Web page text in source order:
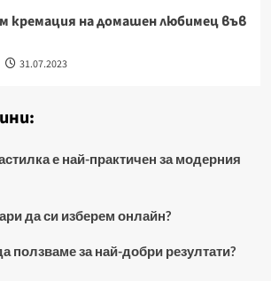
кремация на домашен любимец във
31.07.2023
е най-практичен за модерния
да си изберем онлайн?
ползваме за най-добри резултати?